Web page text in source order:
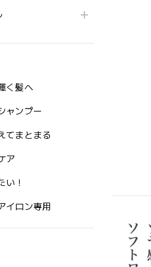
く髪へ
ャンプー
てまとまる
ア
い！
イロン専用